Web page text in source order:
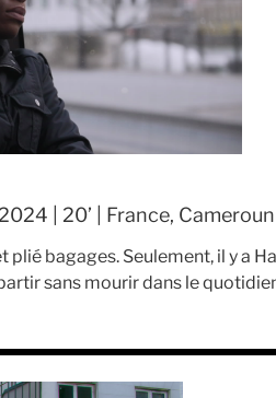
| 20’ | France, Cameroun
plié bagages. Seulement, il y a
sans mourir dans le